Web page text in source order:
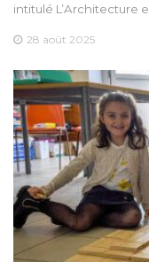
intitulé L’Architecture
28 août 2025